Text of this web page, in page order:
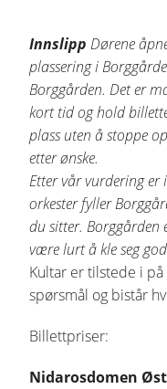
Innslipp Dørene
plassering i
Borggården. Det er
kort tid og hold
plass uten å stoppe
etter ønske.
Etter vår vurdering er
orkester fyller
du sitter. Borggården
være lurt å kle seg
Kultar er tilstede i
spørsmål og bistår
Billettpriser:
Nidarosdomen